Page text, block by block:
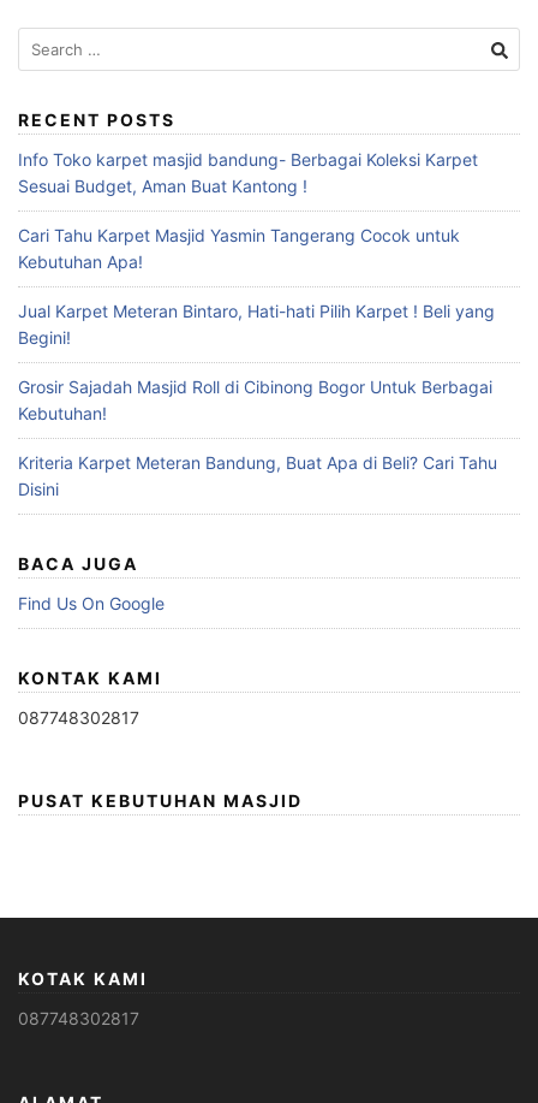
RECENT POSTS
Info Toko karpet masjid bandung- Berbagai Koleksi Karpet
Sesuai Budget, Aman Buat Kantong !
Cari Tahu Karpet Masjid Yasmin Tangerang Cocok untuk
Kebutuhan Apa!
Jual Karpet Meteran Bintaro, Hati-hati Pilih Karpet ! Beli yang
Begini!
Grosir Sajadah Masjid Roll di Cibinong Bogor Untuk Berbagai
Kebutuhan!
Kriteria Karpet Meteran Bandung, Buat Apa di Beli? Cari Tahu
Disini
BACA JUGA
Find Us On Google
KONTAK KAMI
087748302817
PUSAT KEBUTUHAN MASJID
KOTAK KAMI
087748302817